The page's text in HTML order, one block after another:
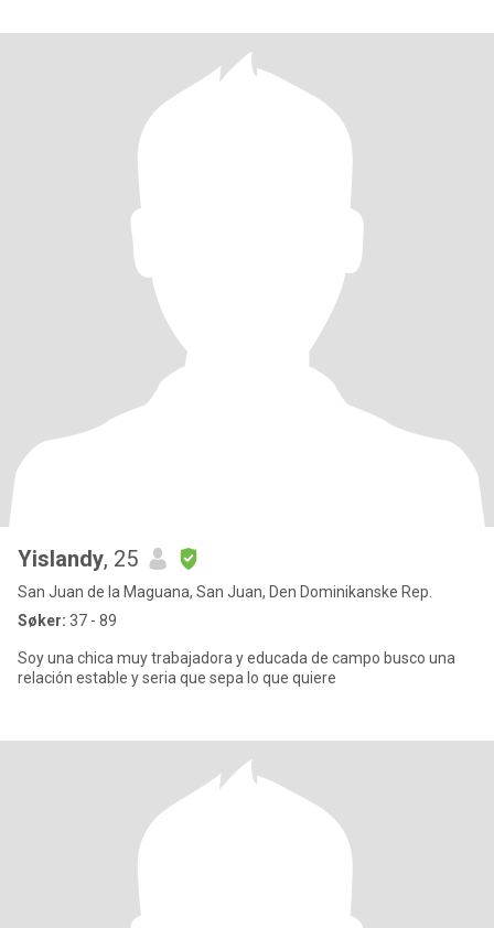
Yislandy, 25
San Juan de la Maguana, San Juan, Den Dominikanske Rep.
Søker: 37 - 89
Soy una chica muy trabajadora y educada de campo busco una
relación estable y seria que sepa lo que quiere